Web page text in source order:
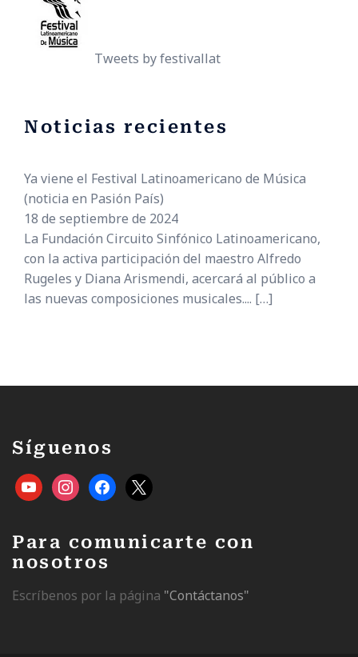
Tweets by festivallat
Noticias recientes
Ya viene el Festival Latinoamericano de Música
(noticia en Pasión País)
18 de septiembre de 2024
La Fundación Circuito Sinfónico Latinoamericano,
con la activa participación del maestro Alfredo
Rugeles y Diana Arismendi, acercará al público a
las nuevas composiciones musicales.... […]
Síguenos
Para comunicarte con
nosotros
Escríbenos por la página "Contáctanos"